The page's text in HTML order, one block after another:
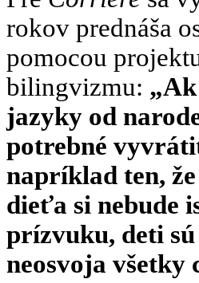
rokov prednáša
pomocou
bilingvizmu:
jazyky od
potrebné
napríklad ten,
dieťa si nebude
prízvuku, deti
neosvoja